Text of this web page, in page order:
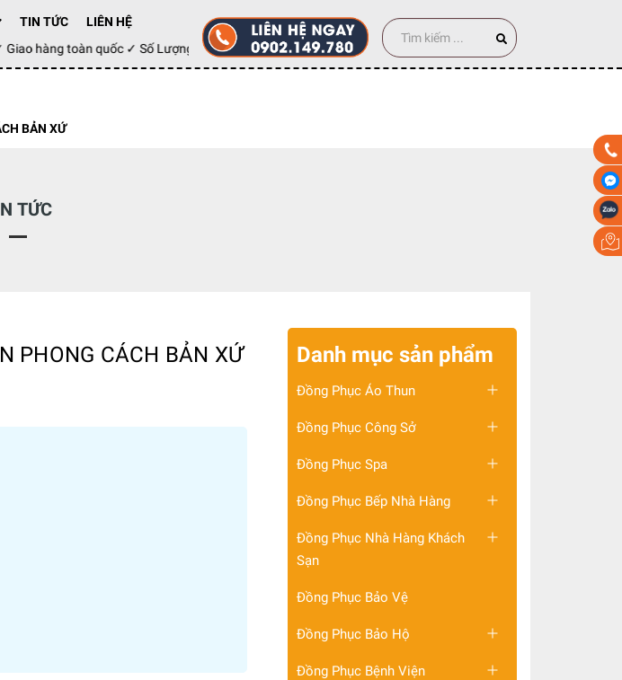
TIN TỨC
LIÊN HỆ
Giao hàng toàn quốc ✓ Số Lượng 100 cái
BẢN XỨ
TỨC
PHONG CÁCH BẢN XỨ Danh mục sản phẩm
Đồng Phục Áo Thun
Đồng Phục Công Sở
Đồng Phục Spa
Đồng Phục Bếp Nhà Hàng
Đồng Phục Nhà Hàng Khách
Sạn
Đồng Phục Bảo Vệ
Đồng Phục Bảo Hộ
Đồng Phục Bệnh Viện